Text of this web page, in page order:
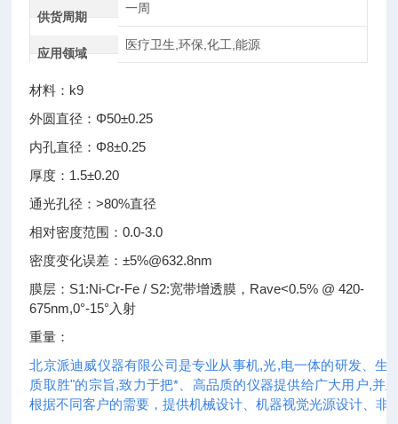
供货周期
一周
应用领域
医疗卫生,环保,化工,能源
材料：k9
外圆直径：Φ50±0.25
内孔直径：Φ8±0.25
厚度：1.5±0.20
通光孔径：>80%直径
相对密度范围：0.0-3.0
密度变化误差：±5%@632.8nm
膜层：S1:Ni-Cr-Fe / S2:宽带增透膜，Rave<0.5% @ 420-
675nm,0°-15°入射
重量：
北京派迪威仪器有限公司是专业从事机,光,电一体的研发、生
质取胜"的宗旨,致力于把*、高品质的仪器提供给广大用户,并
根据不同客户的需要，提供机械设计、机器视觉光源设计、非